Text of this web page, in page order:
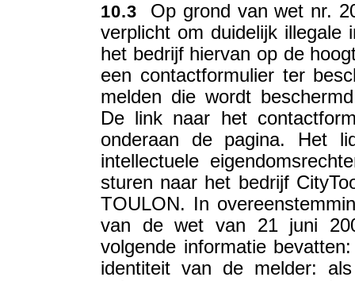
10.3 Op grond van wet nr.
verplicht om duidelijk illegale
het bedrijf hiervan op de
een contactformulier ter
melden die wordt
De link naar het
onderaan de pagina. Het
intellectuele
sturen naar het bedrijf
TOULON. In
van de wet van 21 juni
volgende informatie
identiteit van de melder: